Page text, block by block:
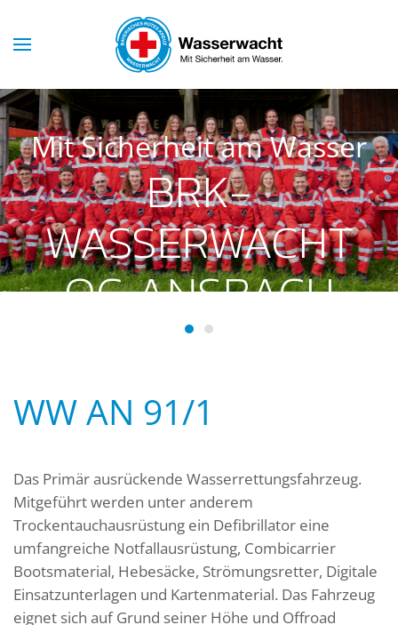
Skip to main content
Mit Sicherheit am Wasser
BRK-
WASSERWACHT
OG ANSBACH
BRK-Wasserwacht OG
WW AN 91/1
Das Primär ausrückende Wasserrettungsfahrzeug.
Mitgeführt werden unter anderem
Trockentauchausrüstung ein Defibrillator eine
umfangreiche Notfallausrüstung, Combicarrier
Bootsmaterial, Hebesäcke, Strömungsretter, Digitale
Einsatzunterlagen und Kartenmaterial. Das Fahrzeug
eignet sich auf Grund seiner Höhe und Offroad